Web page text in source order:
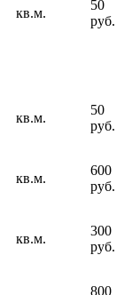
кв.м.
50
руб.
кв.м.
50
руб.
кв.м.
600
руб.
кв.м.
300
руб.
800